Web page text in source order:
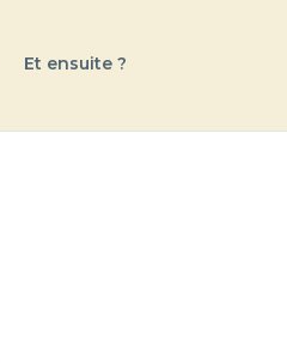
Et ensuite ?